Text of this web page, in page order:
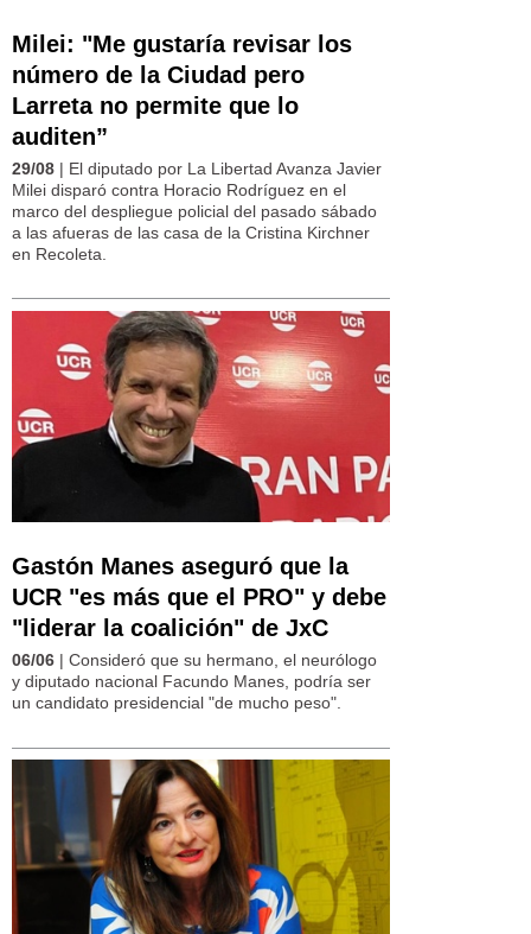
Milei: "Me gustaría revisar los
número de la Ciudad pero
Larreta no permite que lo
auditen”
29/08 | El diputado por La Libertad Avanza Javier
Milei disparó contra Horacio Rodríguez en el
marco del despliegue policial del pasado sábado
a las afueras de las casa de la Cristina Kirchner
en Recoleta.
Gastón Manes aseguró que la
UCR "es más que el PRO" y debe
"liderar la coalición" de JxC
06/06 | Consideró que su hermano, el neurólogo
y diputado nacional Facundo Manes, podría ser
un candidato presidencial "de mucho peso".